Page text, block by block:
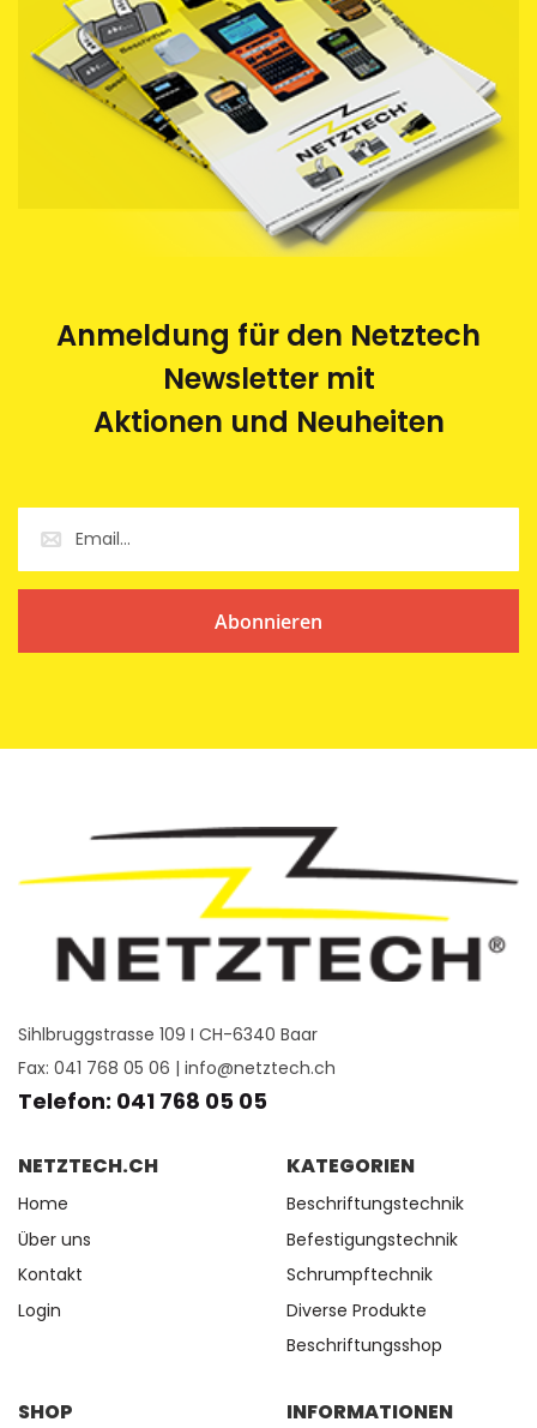
Anmeldung für den Netztech
Newsletter mit
Aktionen und Neuheiten
Abonnieren
Sihlbruggstrasse 109 I CH-6340 Baar
Fax: 041 768 05 06 | info@netztech.ch
Telefon: 041 768 05 05
NETZTECH.CH
Home
Über uns
Kontakt
Login
KATEGORIEN
Beschriftungstechnik
Befestigungstechnik
Schrumpftechnik
Diverse Produkte
Beschriftungsshop
SHOP INFORMATIONEN